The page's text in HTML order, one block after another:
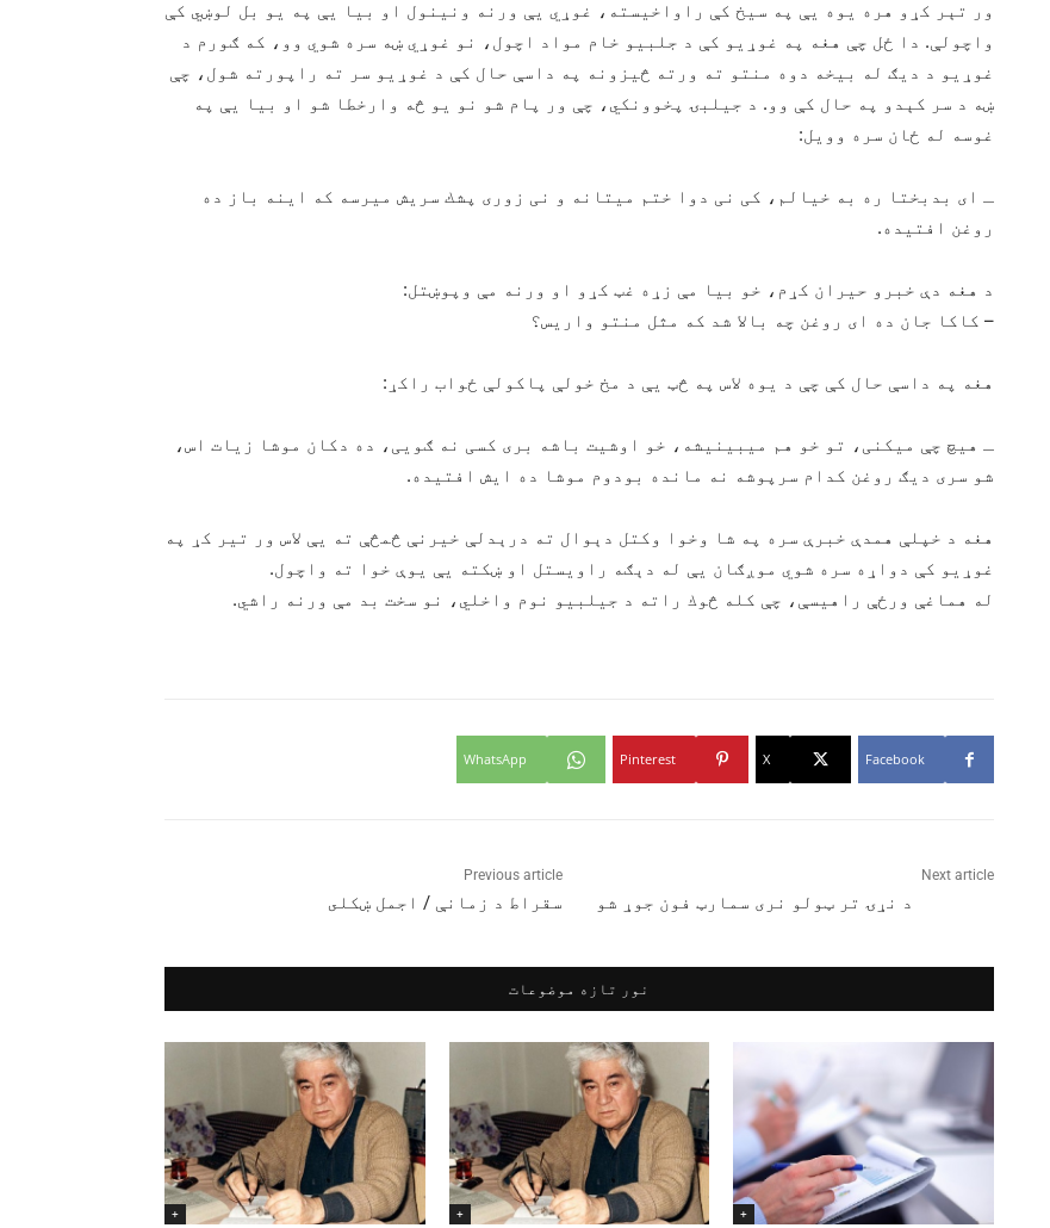
ور تېر كړو هره يوه يې په سيخ كې راواخيسته، غوړي يې ورنه ونينول او بيا يې په يو بل لوښي كې
واچولې. دا ځل چې هغه په غوړيو كې د جلبيو خام مواد اچول، نو غوړي ښه سره شوي وو، كه ګورم د
غوړيو د ديګ له بيخه دوه منتو ته ورته څيزونه په داسې حال كې د غوړيو سر ته راپورته شول، چې
ښه د سر كېدو په حال كې وو. د جيلبۍ پخوونكي، چې ور پام شو نو يو څه وارخطا شو او بيا يې په
غوسه له ځان سره وويل:
ـ ای بدبختا ره به خيالم، كی نی دوا ختم ميتانه و نی زوری پشك سريش ميرسه كه اينه باز ده
روغن افتيده.
د هغه دې خبرو حيران كړم، خو بيا مې زړه غټ كړو او ورنه مې وپوښتل:
– كاكا جان ده ای روغن چه بالا شد كه مثل منتو واريس؟
هغه په داسې حال كې چې د يوه لاس په څټ يې د مخ خولې پاكولې ځواب راكړ:
ـ هيچ چې ميكنی، تو خو هم ميبينيشه، خو اوشيت باشه بری كسی نه ګويی، ده دكان موشا زيات اس،
شو سری ديګ روغن كدام سرپوشه نه مانده بودوم موشا ده ايش افتيده.
هغه د خپلې همدې خبرې سره په شا وخوا وكتل دېوال ته درېدلې خيرنې څمڅې ته يې لاس ور تير كړ په
غوړيو كې دواړه سره شوي موږګان يې له دېګه راويستل او ښكته يې يوې خوا ته واچول.
له هماغې ورځې راهيسې، چې كله څوك راته د جيلبيو نوم واخلي، نو سخت بد مې ورنه راشي.
Facebook
X
Pinterest
WhatsApp
Previous article
سقراط د زمانې / اجمل ښکلى
Next article
د نړۍ تر ټولو نری سمارټ فون جوړ شو
نور تازه موضوعات
+
+
+